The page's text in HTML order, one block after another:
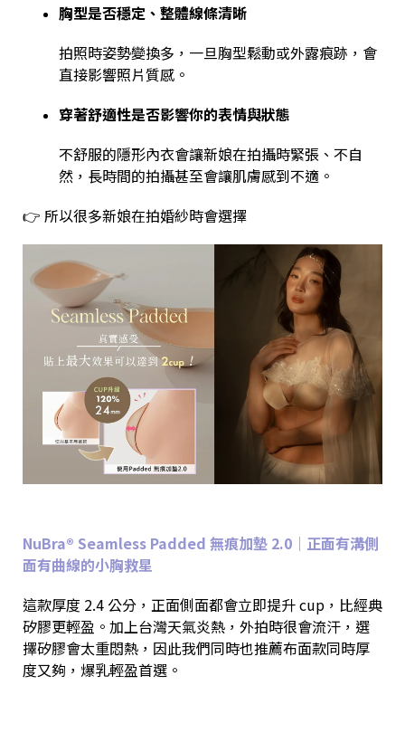
胸型是否穩定、整體線條清晰
拍照時姿勢變換多，一旦胸型鬆動或外露痕跡，會
直接影響照片質感。
穿著舒適性是否影響你的表情與狀態
不舒服的隱形內衣會讓新娘在拍攝時緊張、不自
然，長時間的拍攝甚至會讓肌膚感到不適。
👉 所以很多新娘在拍婚紗時會選擇
NuBra® Seamless Padded 無痕加墊 2.0｜正面有溝側
面有曲線的小胸救星
這款厚度 2.4 公分，正面側面都會立即提升 cup，比經典
矽膠更輕盈。加上台灣天氣炎熱，外拍時很會流汗，選
擇矽膠會太重悶熱，因此我們同時也推薦布面款同時厚
度又夠，爆乳輕盈首選。